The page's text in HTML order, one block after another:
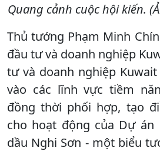
Quang cảnh cuộc hội kiến.
Thủ tướng Phạm Minh
đầu tư và doanh nghiệp
tư và doanh nghiệp
vào các lĩnh vực tiềm
đồng thời phối hợp, tạo
cho hoạt động của Dự án
dầu Nghi Sơn - một biểu